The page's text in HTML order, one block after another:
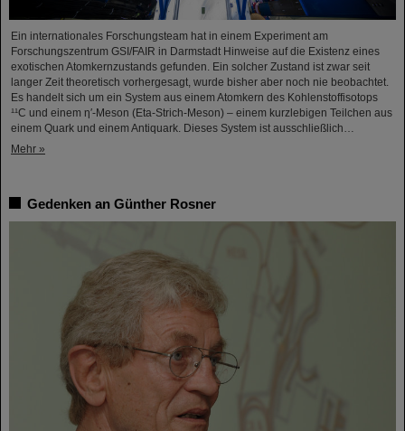
Ein internationales Forschungsteam hat in einem Experiment am
Forschungszentrum GSI/FAIR in Darmstadt Hinweise auf die Existenz eines
exotischen Atomkernzustands gefunden. Ein solcher Zustand ist zwar seit
langer Zeit theoretisch vorhergesagt, wurde bisher aber noch nie beobachtet.
Es handelt sich um ein System aus einem Atomkern des Kohlenstoffisotops
¹¹C und einem η′‑Meson (Eta-Strich-Meson) – einem kurzlebigen Teilchen aus
einem Quark und einem Antiquark. Dieses System ist ausschließlich…
Mehr »
Gedenken an Günther Rosner